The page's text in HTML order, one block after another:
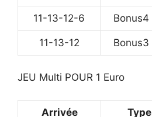
11-13-12-6 Bonus4
11-13-12 Bonus3
JEU Multi POUR 1 Euro
Arrivée Type